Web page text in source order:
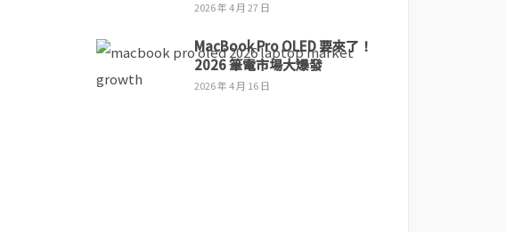
2026 年 4 月 27 日
MacBook Pro OLED 要來了！
2026 筆電市場大爆發
2026 年 4 月 16 日